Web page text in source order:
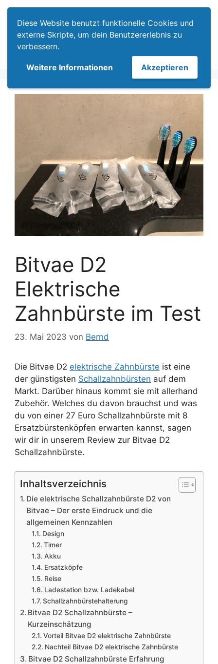
Diese Website benutzt funktionelle Cookies und
externe Skripte, um dein Benutzererlebnis zu
verbessern.
Weitere Informationen Akzeptieren
Zum
Inhalt
springen
Bitvae D2
Elektrische
Zahnbürste im Test
23. Mai 2023 von Bernd
Die Bitvae D2 elektrische Zahnbürste ist eine
der günstigsten Schallzahnbürsten auf dem
Markt. Darüber hinaus kommt sie mit allerhand
Zubehör. Welches du davon brauchst und was
du von einer 27 Euro Schallzahnbürste mit 8
Ersatzbürstenköpfen erwarten kannst, sagen
wir dir in unserem Review zur Bitvae D2
Schallzahnbürste.
Inhaltsverzeichnis
Die elektrische Schallzahnbürste D2 von
Bitvae – Der erste Eindruck und die
allgemeinen Kennzahlen
Design
Timer
Akku
Ersatzköpfe
Reise
Ladestation bzw. Ladekabel
Schallzahnbürstehalterung
Bitvae D2 Schallzahnbürste –
Kurzeinschätzung
Vorteil Bitvae D2 elektrische Zahnbürste
Nachteil Bitvae D2 elektrische Zahnbürste
Bitvae D2 Schallzahnbürste Erfahrung